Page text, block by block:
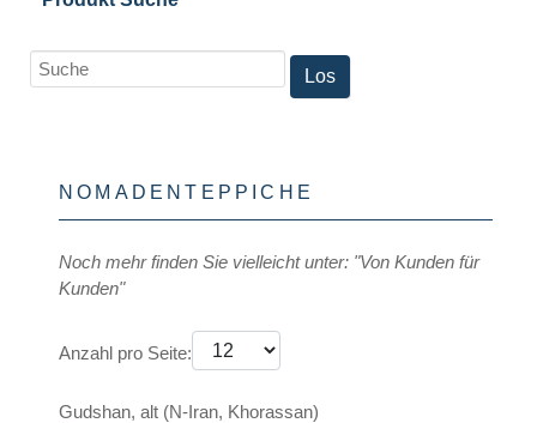
NOMADENTEPPICHE
Noch mehr finden Sie vielleicht unter: "Von Kunden für
Kunden"
Anzahl pro Seite:
Gudshan, alt (N-Iran, Khorassan)